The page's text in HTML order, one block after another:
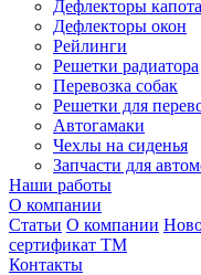
Дефлекторы капота
Дефлекторы окон
Рейлинги
Решетки радиатора
Перевозка собак
Решетки для
Автогамаки
Чехлы на сиденья
Запчасти для
Наши работы
О компании
Статьи О компании
сертификат ТМ
Контакты